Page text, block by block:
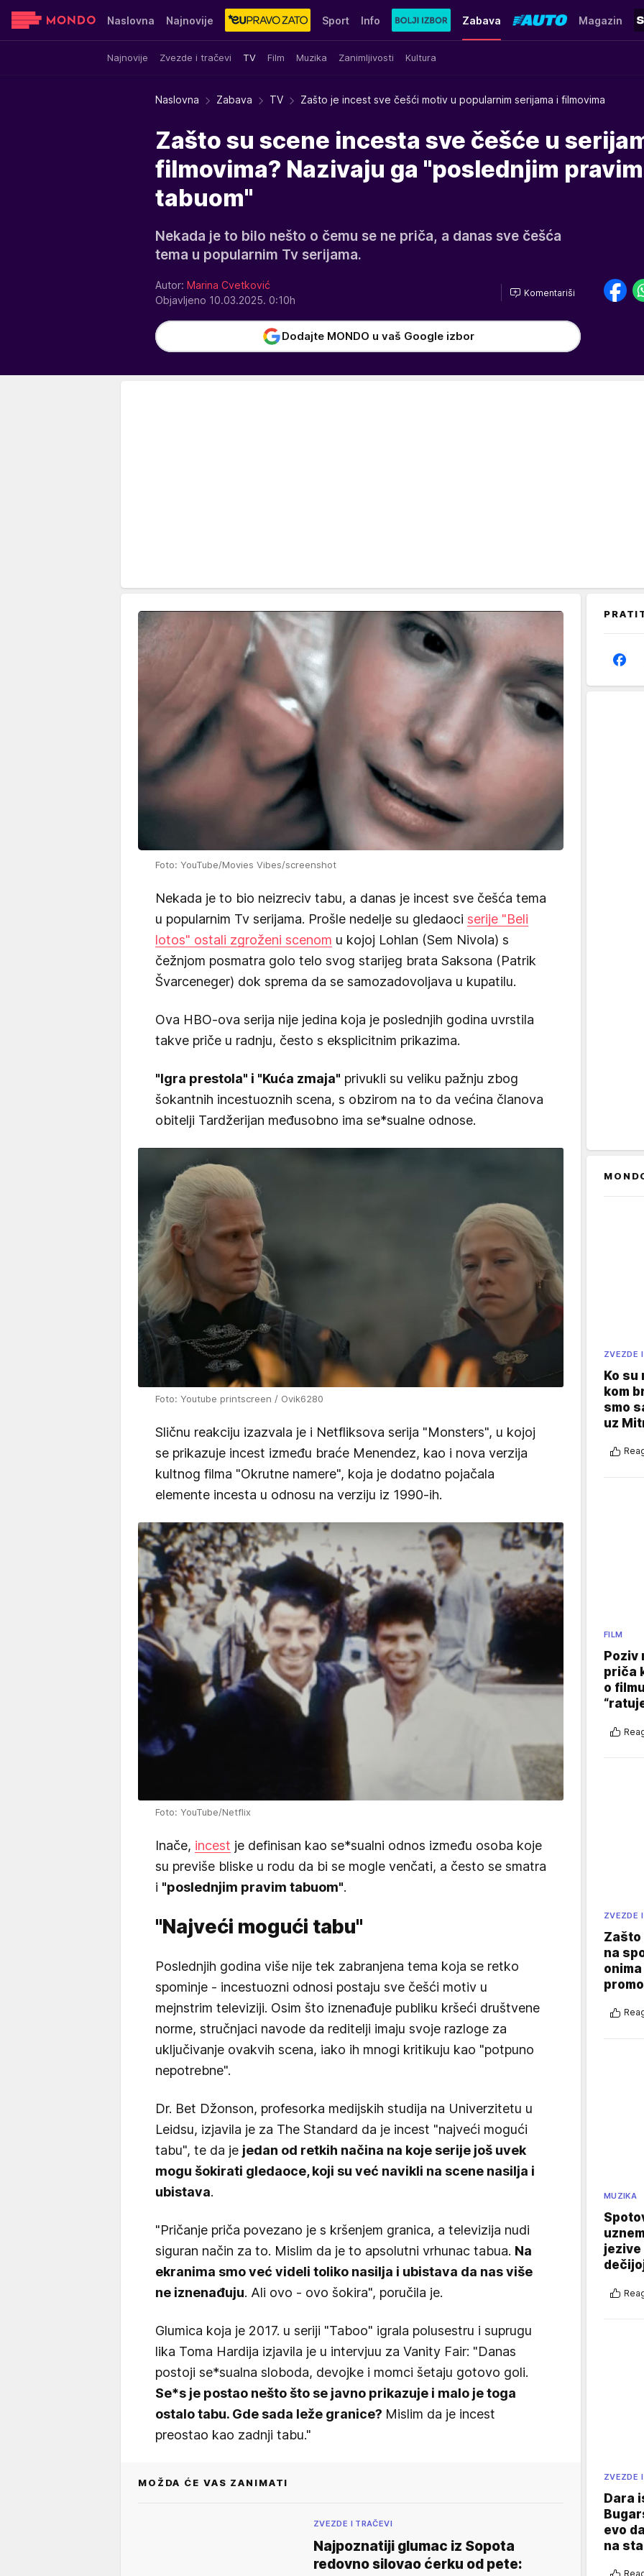
Naslovna Najnovije Sport Info Zabava
Najnovije Zvezde i tračevi TV Film Muzika Zanimljivosti Kultura
Magazin
Sensa Stvar ukusa Yumama
Naslovna Zabava TV Zašto je incest sve češći motiv u popularnim serijama i filmovima
Zašto su scene incesta sve češće u
filmovima? Nazivaju ga "poslednjim pravim
tabuom"
Nekada je to bilo nešto o čemu se ne priča, a danas sve češća
tema u popularnim Tv serijama.
Autor: Marina Cvetković
Objavljeno 10.03.2025. 0:10h
Komentariši
Dodajte MONDO u vaš Google izbor
Foto: YouTube/Movies Vibes/screenshot
Nekada je to bio neizreciv tabu, a danas je incest sve češća tema
u popularnim Tv serijama. Prošle nedelje su gledaoci serije "Beli
lotos" ostali zgroženi scenom u kojoj Lohlan (Sem Nivola) s
čežnjom posmatra golo telo svog starijeg brata Saksona (Patrik
Švarceneger) dok sprema da se samozadovoljava u kupatilu.
Ova HBO-ova serija nije jedina koja je poslednjih godina uvrstila
takve priče u radnju, često s eksplicitnim prikazima.
"Igra prestola" i "Kuća zmaja" privukli su veliku pažnju zbog
šokantnih incestuoznih scena, s obzirom na to da većina članova
obitelji Tardžerijan međusobno ima se*sualne odnose.
Foto: Youtube printscreen / Ovik6280
Sličnu reakciju izazvala je i Netfliksova serija "Monsters", u kojoj
se prikazuje incest između braće Menendez, kao i nova verzija
kultnog filma "Okrutne namere", koja je dodatno pojačala
elemente incesta u odnosu na verziju iz 1990-ih.
Foto: YouTube/Netflix
Inače, incest je definisan kao se*sualni odnos između osoba koje
su previše bliske u rodu da bi se mogle venčati, a često se smatra
i "poslednjim pravim tabuom".
"Najveći mogući tabu"
Poslednjih godina više nije tek zabranjena tema koja se retko
spominje - incestuozni odnosi postaju sve češći motiv u
mejnstrim televiziji. Osim što iznenađuje publiku kršeći društvene
norme, stručnjaci navode da reditelji imaju svoje razloge za
uključivanje ovakvih scena, iako ih mnogi kritikuju kao "potpuno
nepotrebne".
Dr. Bet Džonson, profesorka medijskih studija na Univerzitetu u
Leidsu, izjavila je za The Standard da je incest "najveći mogući
tabu", te da je jedan od retkih načina na koje serije još uvek
mogu šokirati gledaoce, koji su već navikli na scene nasilja i
ubistava.
"Pričanje priča povezano je s kršenjem granica, a televizija nudi
siguran način za to. Mislim da je to apsolutni vrhunac tabua. Na
ekranima smo već videli toliko nasilja i ubistava da nas više
ne iznenađuju. Ali ovo - ovo šokira", poručila je.
Glumica koja je 2017. u seriji "Taboo" igrala polusestru i suprugu
lika Toma Hardija izjavila je u intervjuu za Vanity Fair: "Danas
postoji se*sualna sloboda, devojke i momci šetaju gotovo goli.
Se*s je postao nešto što se javno prikazuje i malo je toga
ostalo tabu. Gde sada leže granice? Mislim da je incest
preostao kao zadnji tabu."
MOŽDA ĆE VAS ZANIMATI
ZVEZDE I TRAČEVI
Najpoznatiji glumac iz Sopota
redovno silovao ćerku od pete:
ZVEZDE
Ko su
kom
smo
uz
FILM
Poziv
priča
o
ZVEZDE
Zašto
na
MUZIKA
jezive
ZVEZDE
Dara
evo
na